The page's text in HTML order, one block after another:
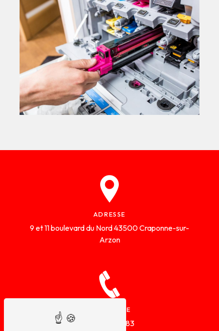
ADRESSE
9 et 11 boulevard du Nord43500 Craponne-sur-
Arzon
TÉLÉPHONE
04 71 03 63 83